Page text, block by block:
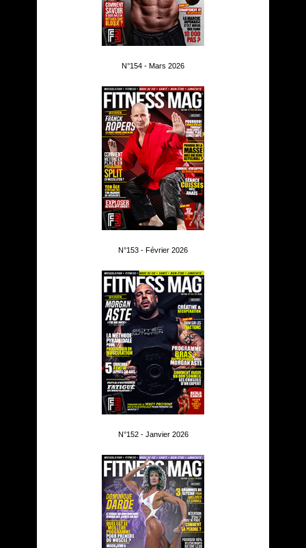
N°154 - Mars 2026
N°153 - Février 2026
N°152 - Janvier 2026